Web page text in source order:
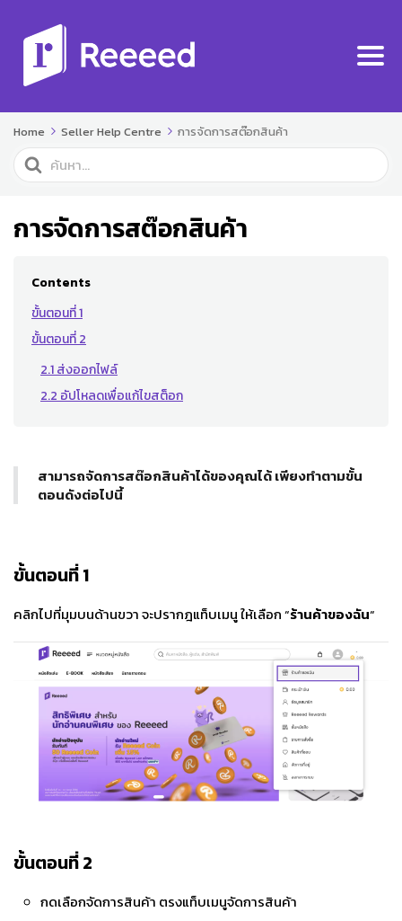
Home Seller Help Centre การจัดการสต๊อกสินค้า
Search
For
การจัดการสต๊อกสินค้า
Contents
ขั้นตอนที่ 1
ขั้นตอนที่ 2
2.1 ส่งออกไฟล์
2.2 อัปโหลดเพื่อแก้ไขสต็อก
สามารถจัดการสต๊อกสินค้าได้ของคุณได้ เพียงทำตามขั้น
ตอนดังต่อไปนี้
ขั้นตอนที่ 1
คลิกไปที่มุมบนด้านขวา จะปรากฎแท็บเมนู ให้เลือก “ร้านค้าของฉัน“
ขั้นตอนที่ 2
กดเลือกจัดการสินค้า ตรงแท็บเมนูจัดการสินค้า